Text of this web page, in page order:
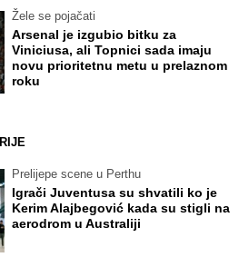
Žele se pojačati
Arsenal je izgubio bitku za
Viniciusa, ali Topnici sada imaju
novu prioritetnu metu u prelaznom
roku
Prelijepe scene u Perthu
Igrači Juventusa su shvatili ko je
Kerim Alajbegović kada su stigli na
aerodrom u Australiji